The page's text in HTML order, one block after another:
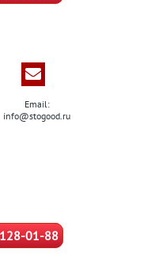
Email:
info@stogood.ru
01-88